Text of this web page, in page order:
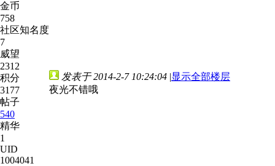
金币
758
社区知名度
7
威望
2312
积分
3177
帖子
540
精华
1
UID
1004041
发表于 2014-2-7 10:24:04 |显示全部楼层
夜光不错哦